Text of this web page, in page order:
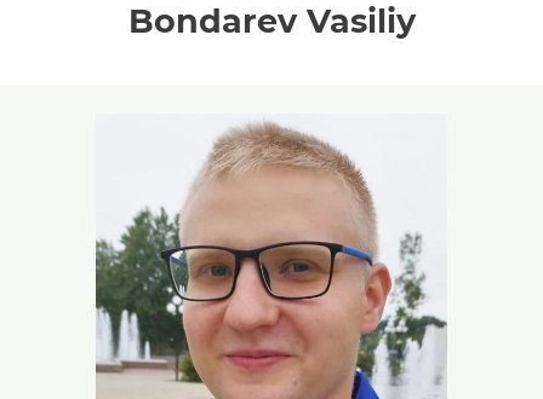
Bondarev Vasiliy